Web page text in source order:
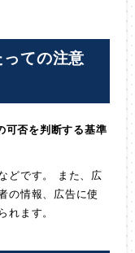
ての注意
可否を判断する基準
どです。 また、広
の情報、広告に使
ます。